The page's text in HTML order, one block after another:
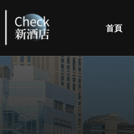
首頁